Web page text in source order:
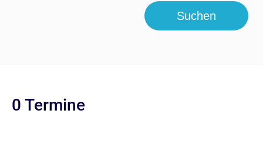
Suchen
0 Termine